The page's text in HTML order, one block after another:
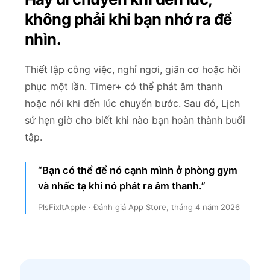
không phải khi bạn nhớ ra để
nhìn.
Thiết lập công việc, nghỉ ngơi, giãn cơ hoặc hồi
phục một lần. Timer+ có thể phát âm thanh
hoặc nói khi đến lúc chuyển bước. Sau đó, Lịch
sử hẹn giờ cho biết khi nào bạn hoàn thành buổi
tập.
“Bạn có thể để nó cạnh mình ở phòng gym
và nhấc tạ khi nó phát ra âm thanh.”
PlsFixItApple · Đánh giá App Store, tháng 4 năm 2026